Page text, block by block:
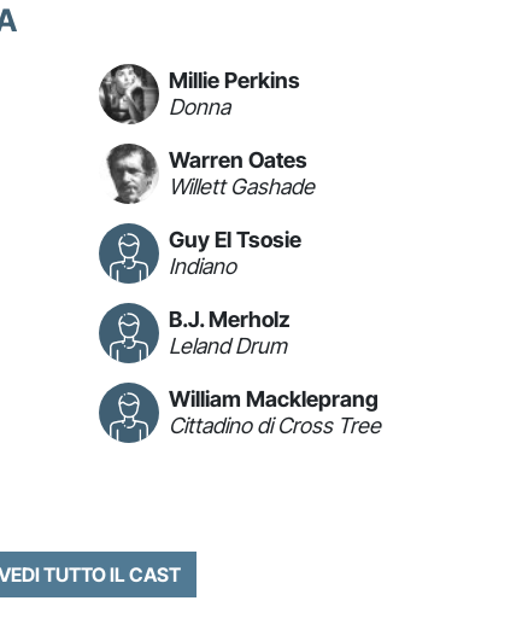
Millie Perkins
Donna
Warren Oates
Willett Gashade
Guy El Tsosie
Indiano
B.J. Merholz
Leland Drum
William Mackleprang
Cittadino di Cross Tree
TUTTO IL CAST